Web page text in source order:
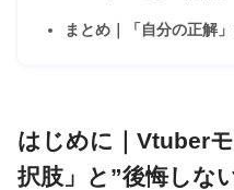
まとめ｜「自分の正解
はじめに｜Vtuber
択肢」と”後悔しな